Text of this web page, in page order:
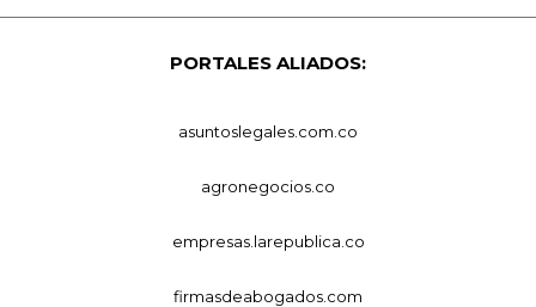
PORTALES ALIADOS:
asuntoslegales.com.co
agronegocios.co
empresas.larepublica.co
firmasdeabogados.com